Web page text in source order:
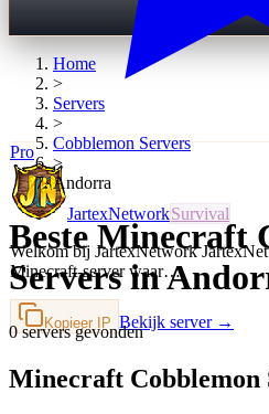
Pro
JartexNetworkSurvival
Welkom bij JartexNetwork
Minecraft-server waar…
Kopieer IP Bekijk server →
Home
>
Servers
>
CobblemonServers
>
Andorra
Beste Minecraft
Servers in
0 servers gevonden
Minecraft Cobblemon